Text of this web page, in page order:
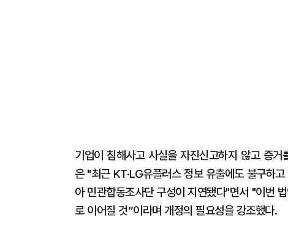
기업이 침해사고 사실을 자진신고하지 않고 증
은 "최근 KT·LG유플러스 정보 유출에도 불구하
아 민관합동조사단 구성이 지연됐다"면서 "이번
로 이어질 것”이라며 개정의 필요성을 강조했다.